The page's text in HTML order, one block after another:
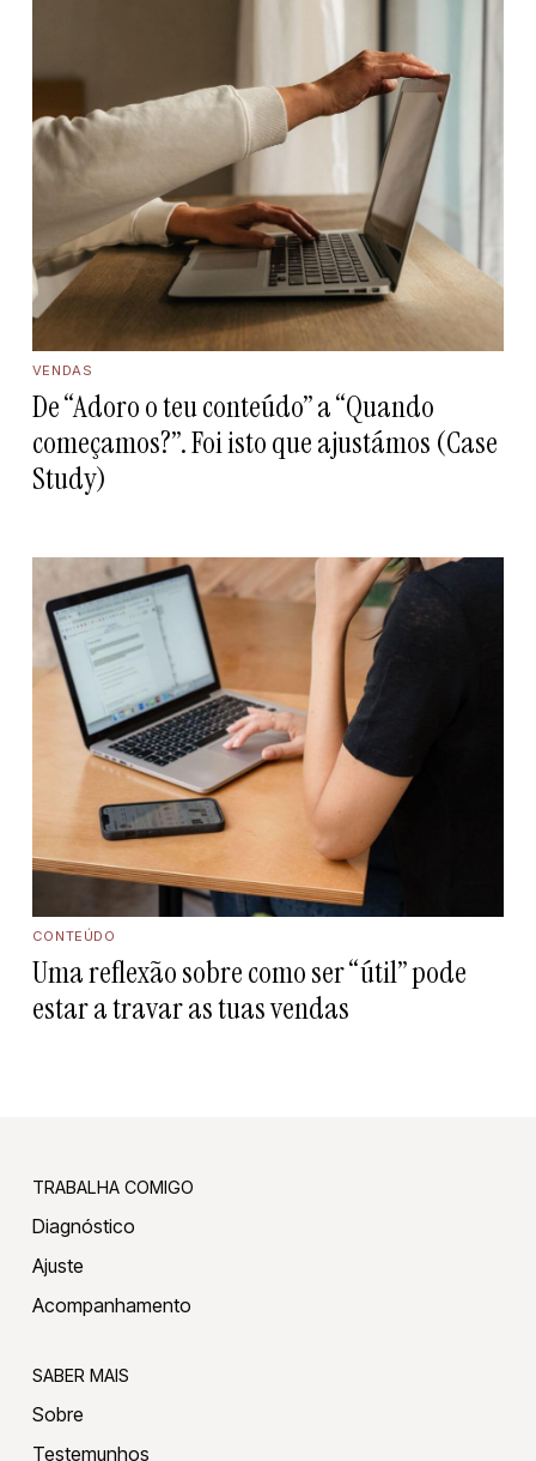
VENDAS
De “Adoro o teu conteúdo” a “Quando
começamos?”. Foi isto que ajustámos (Case
Study)
CONTEÚDO
Uma reflexão sobre como ser “útil” pode
estar a travar as tuas vendas
TRABALHA COMIGO
Diagnóstico
Ajuste
Acompanhamento
SABER MAIS
Sobre
Testemunhos